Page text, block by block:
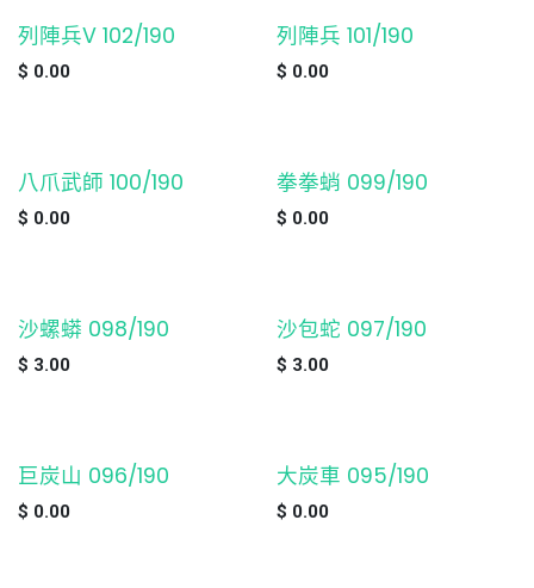
缺貨
列陣兵V 102/190
$ 0.00
缺貨
列陣兵 101/190
$ 0.00
缺貨
八爪武師 100/190
$ 0.00
缺貨
拳拳蛸 099/190
$ 0.00
缺貨
沙螺蟒 098/190
$ 3.00
缺貨
沙包蛇 097/190
$ 3.00
缺貨
巨炭山 096/190
$ 0.00
缺貨
大炭車 095/190
$ 0.00